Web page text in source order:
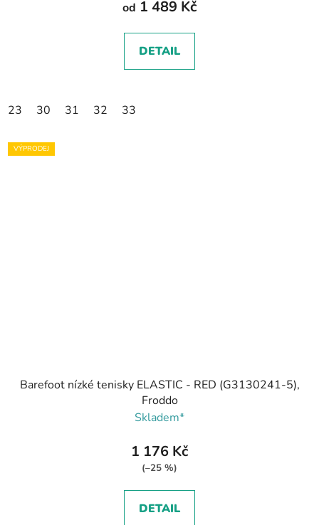
od 1 489 Kč
DETAIL
23 30 31 32 33
VÝPRODEJ
Barefoot nízké tenisky ELASTIC - RED (G3130241-5),
Froddo
Skladem*
1 176 Kč
(–25 %)
DETAIL